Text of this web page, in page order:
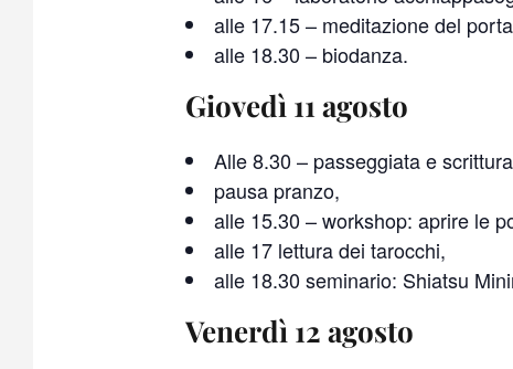
alle 17.15 – meditazione del
alle 18.30 – biodanza.
Giovedì 11 agosto
Alle 8.30 – passeggiata e
pausa pranzo,
alle 15.30 – workshop: aprire le
alle 17 lettura dei tarocchi,
alle 18.30 seminario: Shiatsu
Venerdì 12 agosto